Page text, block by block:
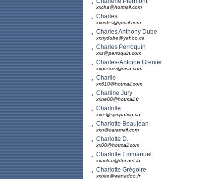
xxcha@hotmail.com
Charles
xxcoles@gmail.com
Charles Anthony Dube
xxnydube@yahoo.ca
Charles Perroquin
xxs@perroquin.com
Charles-Antoine Grenier
xxgrenier@msn.com
Charlie
xx610@hotmail.com
Charline Jury
xxne08@hotmail.fr
Charlotte
xxre@sympatico.ca
Charlotte Beaujean
xxn@caramail.com
Charlotte D.
xx00@hotmail.com
Charlotte Emmanuel
xxachar@dm.net.lb
Charlotte Grégoire
xxoire@wanadoo.fr